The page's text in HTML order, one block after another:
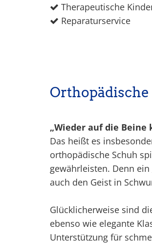
 Therapeutische
 Reparaturservice
Orthopädische
„Wieder auf die Beine
Das heißt es
orthopädische Schuh
gewährleisten. Denn
auch den Geist in
Glücklicherweise sind
ebenso wie elegante
Unterstützung für